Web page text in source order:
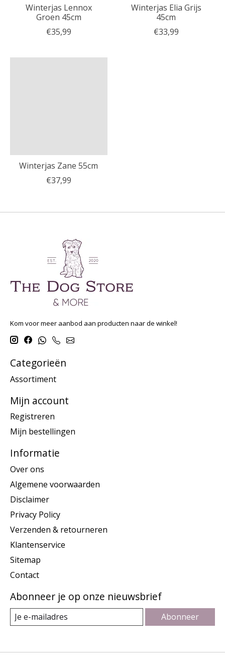
Winterjas Lennox
Groen 45cm
€35,99
Winterjas Elia Grijs
45cm
€33,99
Winterjas Zane 55cm
€37,99
Kom voor meer aanbod aan producten naar de winkel!
Categorieën
Assortiment
Mijn account
Registreren
Mijn bestellingen
Informatie
Over ons
Algemene voorwaarden
Disclaimer
Privacy Policy
Verzenden & retourneren
Klantenservice
Sitemap
Contact
Abonneer je op onze nieuwsbrief
Abonneer